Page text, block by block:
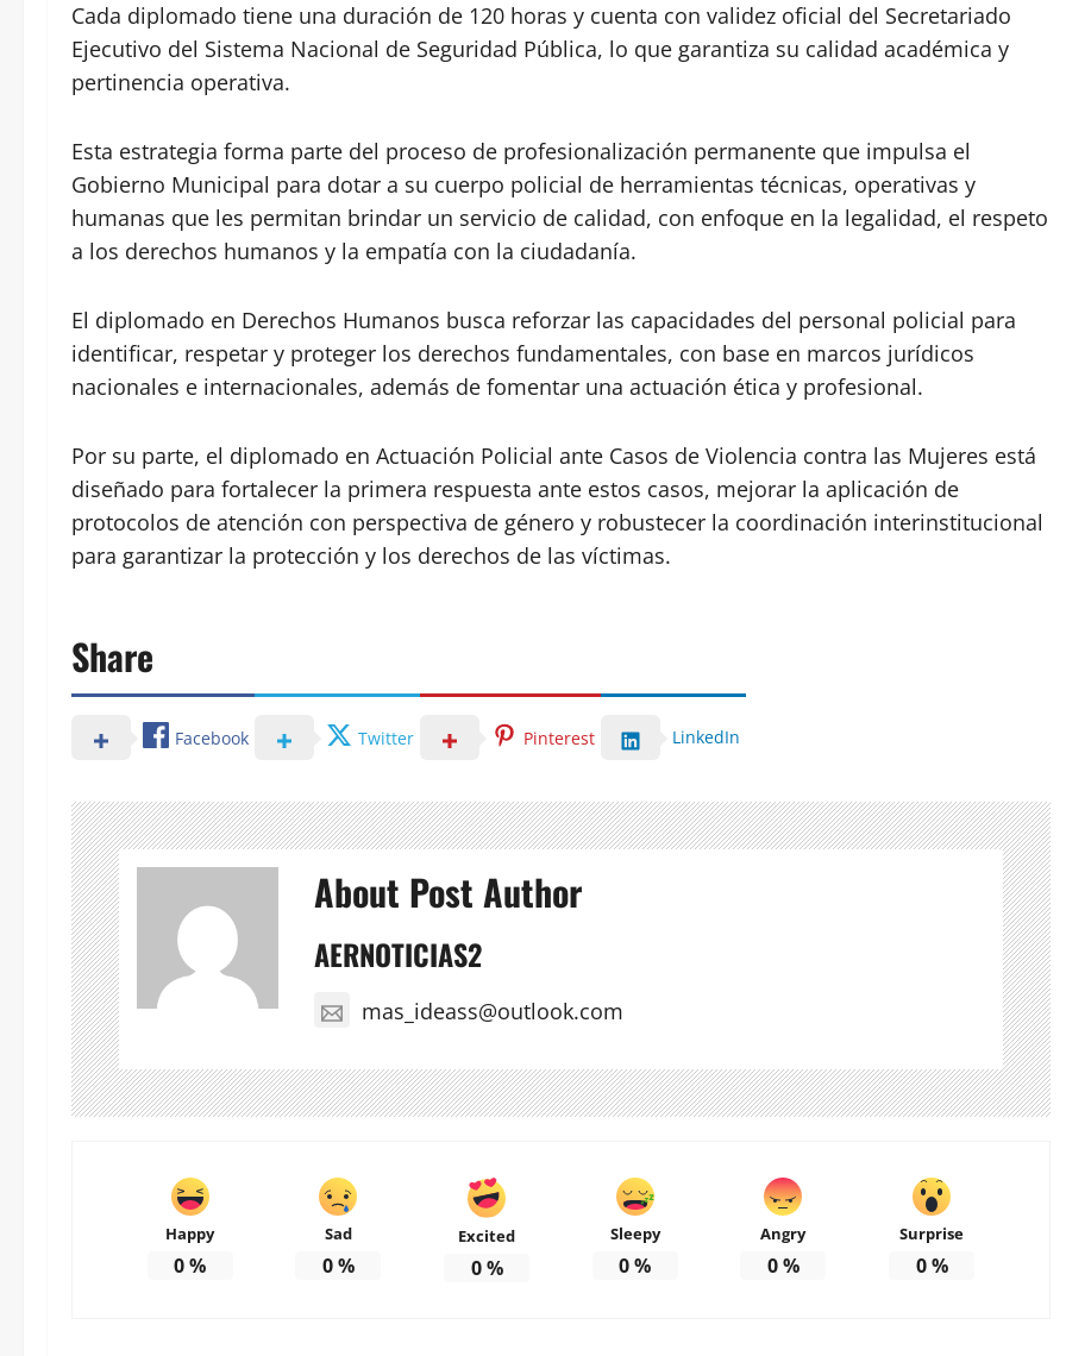
Cada diplomado tiene una duración de 120 horas y cuenta con validez oficial del Secretariado
Ejecutivo del Sistema Nacional de Seguridad Pública, lo que garantiza su calidad académica y
pertinencia operativa.
Esta estrategia forma parte del proceso de profesionalización permanente que impulsa el
Gobierno Municipal para dotar a su cuerpo policial de herramientas técnicas, operativas y
humanas que les permitan brindar un servicio de calidad, con enfoque en la legalidad, el respeto
a los derechos humanos y la empatía con la ciudadanía.
El diplomado en Derechos Humanos busca reforzar las capacidades del personal policial para
identificar, respetar y proteger los derechos fundamentales, con base en marcos jurídicos
nacionales e internacionales, además de fomentar una actuación ética y profesional.
Por su parte, el diplomado en Actuación Policial ante Casos de Violencia contra las Mujeres está
diseñado para fortalecer la primera respuesta ante estos casos, mejorar la aplicación de
protocolos de atención con perspectiva de género y robustecer la coordinación interinstitucional
para garantizar la protección y los derechos de las víctimas.
Share
Facebook Twitter Pinterest LinkedIn
About Post Author
AERNOTICIAS2
mas_ideass@outlook.com
Happy
0%
Sad
0%
Excited
0%
Sleepy
0%
Angry
0%
Surprise
0%